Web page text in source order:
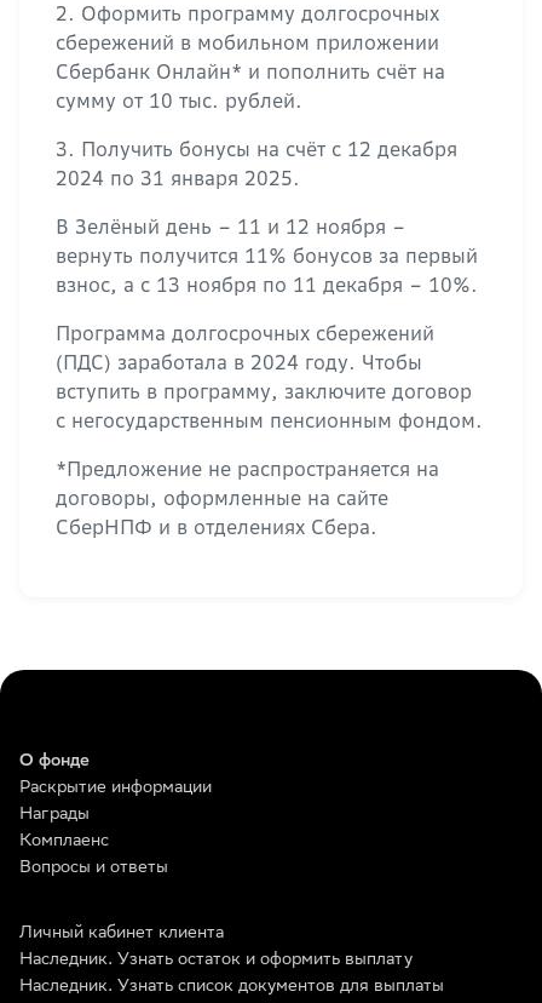
2. Оформить программу долгосрочных
сбережений в мобильном приложении
Сбербанк Онлайн* и пополнить счёт на
сумму от 10 тыс. рублей.
3. Получить бонусы на счёт с 12 декабря
2024 по 31 января 2025.
В Зелёный день – 11 и 12 ноября –
вернуть получится 11% бонусов за первый
взнос, а с 13 ноября по 11 декабря – 10%.
Программа долгосрочных сбережений
(ПДС) заработала в 2024 году. Чтобы
вступить в программу, заключите договор
с негосударственным пенсионным фондом.
*Предложение не распространяется на
договоры, оформленные на сайте
СберНПФ и в отделениях Сбера.
О фонде
Раскрытие информации
Награды
Комплаенс
Вопросы и ответы
Личный кабинет клиента
Наследник. Узнать остаток и оформить выплату
Наследник. Узнать список документов для выплаты